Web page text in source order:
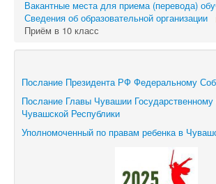
Вакантные места для приема (перевода)
Сведения об образовательной организации
Приём в 10 класс
Послание Президента РФ Федеральному
Послание Главы Чувашии Государственному
Чувашской Республики
Уполномоченный по правам ребенка в